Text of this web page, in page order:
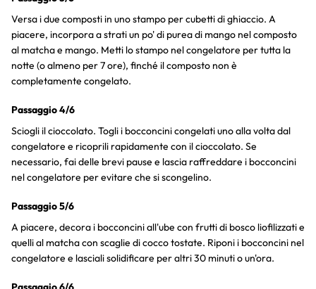
Versa i due composti in uno stampo per cubetti di ghiaccio. A
piacere, incorpora a strati un po' di purea di mango nel composto
al matcha e mango. Metti lo stampo nel congelatore per tutta la
notte (o almeno per 7 ore), finché il composto non è
completamente congelato.
Passaggio 4/6
Sciogli il cioccolato. Togli i bocconcini congelati uno alla volta dal
congelatore e ricoprili rapidamente con il cioccolato. Se
necessario, fai delle brevi pause e lascia raffreddare i bocconcini
nel congelatore per evitare che si scongelino.
Passaggio 5/6
A piacere, decora i bocconcini all'ube con frutti di bosco liofilizzati e
quelli al matcha con scaglie di cocco tostate. Riponi i bocconcini nel
congelatore e lasciali solidificare per altri 30 minuti o un'ora.